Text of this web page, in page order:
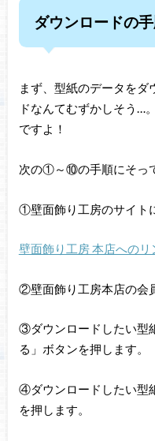
ダウンロードの
まず、型紙のデータをダ
ドなんてむずかしそう…
ですよ！
次の①～⑩の手順にそっ
①壁面飾り工房のサイト
壁面飾り工房 本店へのリ
②壁面飾り工房本店の会
③ダウンロードしたい型
る」ボタンを押します。
④ダウンロードしたい型
を押します。